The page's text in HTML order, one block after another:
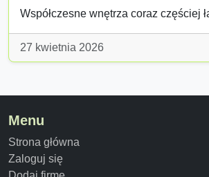
Współczesne wnętrza coraz częściej
27 kwietnia 2026
Menu
Strona główna
Zaloguj się